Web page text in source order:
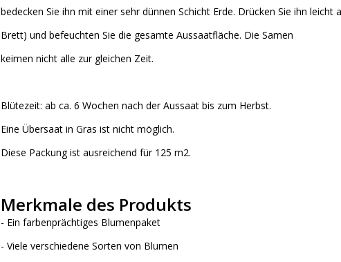
bedecken Sie ihn mit einer sehr dünnen Schicht Erde. Drücken Sie ihn leicht
Brett) und befeuchten Sie die gesamte Aussaatfläche. Die Samen
keimen nicht alle zur gleichen Zeit.
Blütezeit: ab ca. 6 Wochen nach der Aussaat bis zum Herbst.
Eine Übersaat in Gras ist nicht möglich.
Diese Packung ist ausreichend für 125 m2.
Merkmale des Produkts
- Ein farbenprächtiges Blumenpaket
- Viele verschiedene Sorten von Blumen